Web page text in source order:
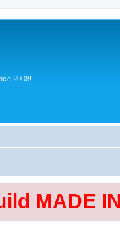
2008!
MADE